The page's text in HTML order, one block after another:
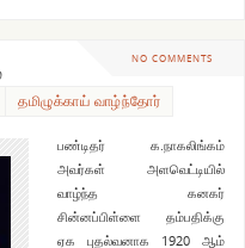
NO COMMENTS
தமிழுக்காய் வாழ்ந்தோர்
பண்டிதர் க.நாகலிங்கம்
அவர்கள் அளவெட்டியில்
வாழ்ந்த கனகர்
சின்னப்பிள்ளை தம்பதிக்கு
ஏக புதல்வனாக 1920 ஆம்